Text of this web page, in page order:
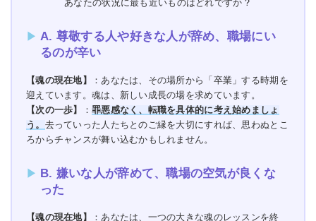
あなたの状況に最も近いものはどれですか？
A. 尊敬する人や好きな人が辞め、職場にい
るのが辛い
【魂の現在地】
：あなたは、その場所から「卒業」する時期を
迎えています。魂は、新しい成長の場を求めています。
【次の一歩】
： 罪悪感なく、転職を具体的に考え始めましょ
う。 去っていった人たちとのご縁を大切にすれば、思わぬとこ
ろからチャンスが舞い込むかもしれません。
B. 嫌いな人が辞めて、職場の空気が良くな
った
【魂の現在地】
：あなたは、一つの大きな魂のレッスンを終